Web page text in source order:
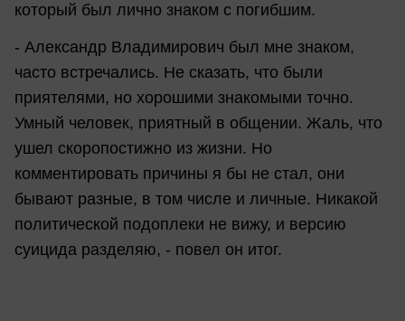
который был лично знаком с погибшим.
- Александр Владимирович был мне знаком,
часто встречались. Не сказать, что были
приятелями, но хорошими знакомыми точно.
Умный человек, приятный в общении. Жаль, что
ушел скоропостижно из жизни. Но
комментировать причины я бы не стал, они
бывают разные, в том числе и личные. Никакой
политической подоплеки не вижу, и версию
суицида разделяю, - повел он итог.